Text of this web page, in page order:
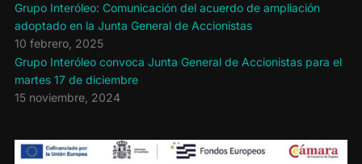
Grupo Interóleo: Comunicación del acuerdo de ampliación
adoptado en la Junta General de Accionistas
10 febrero, 2025
Grupo Interóleo convoca Junta General de Accionistas para el
martes 17 de diciembre
15 noviembre, 2024